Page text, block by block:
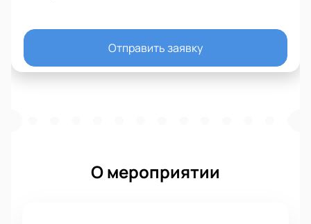
Отправить заявку
О мероприятии